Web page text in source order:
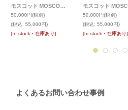
モスコット MOSCOT サングラスカスタム LEMTOSH レムトッシュ TORTOISE
50,000円(税別)
(税込: 55,000円)
[In stock・在庫あり]
50,000円(税別)
(税込: 55,000円)
[In stock・在庫あり]
よくあるお問い合わせ事例